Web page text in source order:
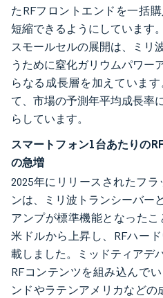
たRFフロントエンドを一括
短縮できるようにしています
スモールセルの展開は、ミリ
うために窒化ガリウムパワー
らなる成長層を加えていま
て、市場の予測年平均成長率
らしています。
スマートフォン1台あたりの
の急増
2025年にリリースされたフ
ンは、ミリ波トランシーバー
アンプが標準機能となった
米ドルから上昇し、RFハー
載しました。ミッドティアデ
RFコンテンツを組み込んで
ンドやラテンアメリカなどの